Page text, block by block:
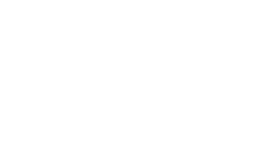
(19:00-22:30)